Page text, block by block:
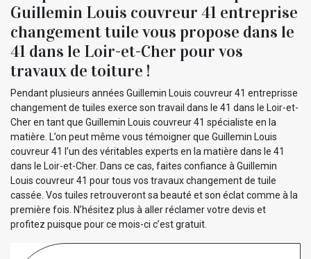
Guillemin Louis couvreur 41 entreprise
changement tuile vous propose dans le
41 dans le Loir-et-Cher pour vos
travaux de toiture !
Pendant plusieurs années Guillemin Louis couvreur 41 entreprisse
changement de tuiles exerce son travail dans le 41 dans le Loir-et-
Cher en tant que Guillemin Louis couvreur 41 spécialiste en la
matière. L’on peut même vous témoigner que Guillemin Louis
couvreur 41 l’un des véritables experts en la matière dans le 41
dans le Loir-et-Cher. Dans ce cas, faites confiance à Guillemin
Louis couvreur 41 pour tous vos travaux changement de tuile
cassée. Vos tuiles retrouveront sa beauté et son éclat comme à la
première fois. N’hésitez plus à aller réclamer votre devis et
profitez puisque pour ce mois-ci c’est gratuit.